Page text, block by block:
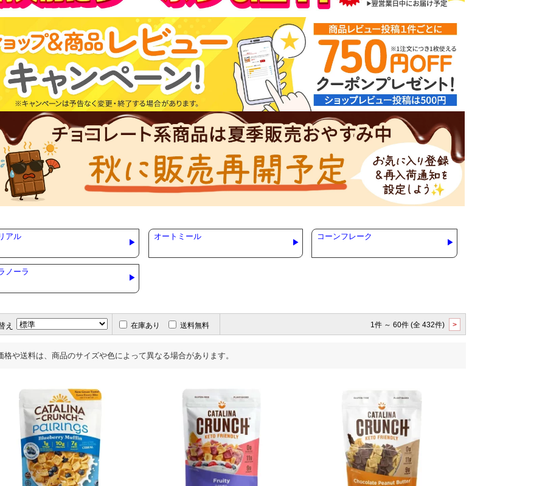
アル オートミール コーンフレーク
ノーラ
え 在庫あり 送料無料 1件 ～ 60件 (全 432件) >
格や送料は、商品のサイズや色によって異なる場合があります。